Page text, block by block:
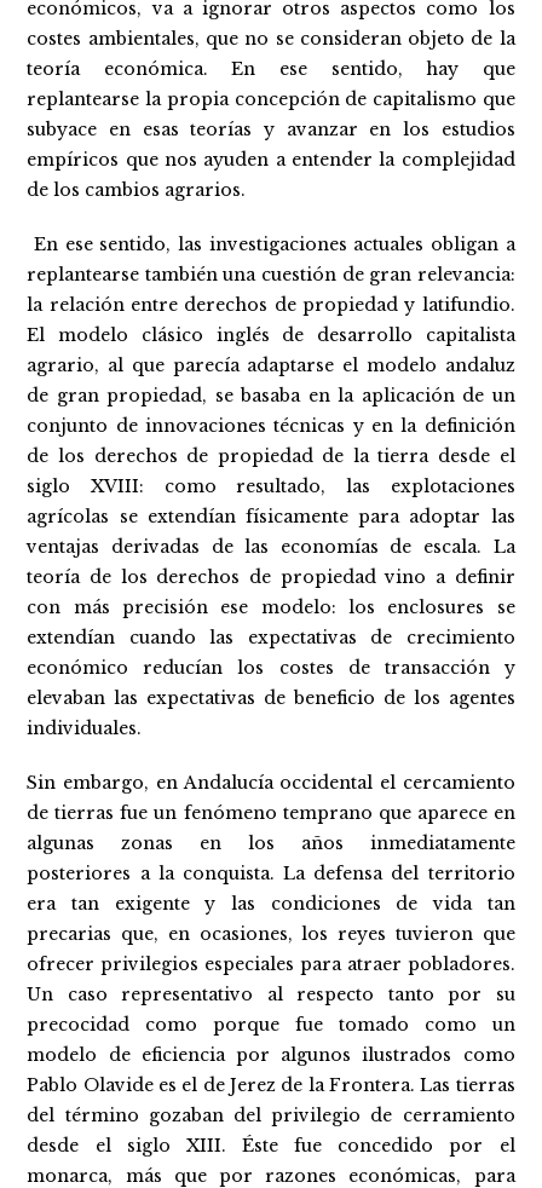
económicos, va a ignorar otros aspectos como los
costes ambientales, que no se consideran objeto de la
teoría económica. En ese sentido, hay que
replantearse la propia concepción de capitalismo que
subyace en esas teorías y avanzar en los estudios
empíricos que nos ayuden a entender la complejidad
de los cambios agrarios.
En ese sentido, las investigaciones actuales obligan a
replantearse también una cuestión de gran relevancia:
la relación entre derechos de propiedad y latifundio.
El modelo clásico inglés de desarrollo capitalista
agrario, al que parecía adaptarse el modelo andaluz
de gran propiedad, se basaba en la aplicación de un
conjunto de innovaciones técnicas y en la definición
de los derechos de propiedad de la tierra desde el
siglo XVIII: como resultado, las explotaciones
agrícolas se extendían físicamente para adoptar las
ventajas derivadas de las economías de escala. La
teoría de los derechos de propiedad vino a definir
con más precisión ese modelo: los enclosures se
extendían cuando las expectativas de crecimiento
económico reducían los costes de transacción y
elevaban las expectativas de beneficio de los agentes
individuales.
Sin embargo, en Andalucía occidental el cercamiento
de tierras fue un fenómeno temprano que aparece en
algunas zonas en los años inmediatamente
posteriores a la conquista. La defensa del territorio
era tan exigente y las condiciones de vida tan
precarias que, en ocasiones, los reyes tuvieron que
ofrecer privilegios especiales para atraer pobladores.
Un caso representativo al respecto tanto por su
precocidad como porque fue tomado como un
modelo de eficiencia por algunos ilustrados como
Pablo Olavide es el de Jerez de la Frontera. Las tierras
del término gozaban del privilegio de cerramiento
desde el siglo XIII. Éste fue concedido por el
monarca, más que por razones económicas, para